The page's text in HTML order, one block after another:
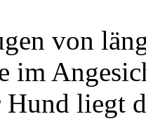
von
im
Hund liegt